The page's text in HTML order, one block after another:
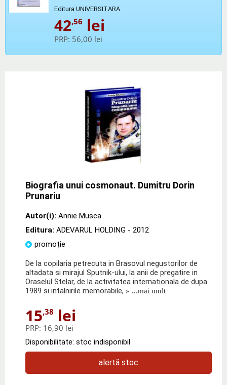
Editura UNIVERSITARA
42,56 lei
PRP: 56,00 lei
Biografia unui cosmonaut. Dumitru Dorin
Prunariu
Autor(i): Annie Musca
Editura: ADEVARUL HOLDING - 2012
promoție
De la copilaria petrecuta in Brasovul negustorilor de
altadata si mirajul Sputnik-ului, la anii de pregatire in
Oraselul Stelar, de la activitatea internationala de dupa
1989 si intalnirile memorabile, » ...mai mult
15,38 lei
PRP: 16,90 lei
Disponibilitate: stoc indisponibil
alertă stoc